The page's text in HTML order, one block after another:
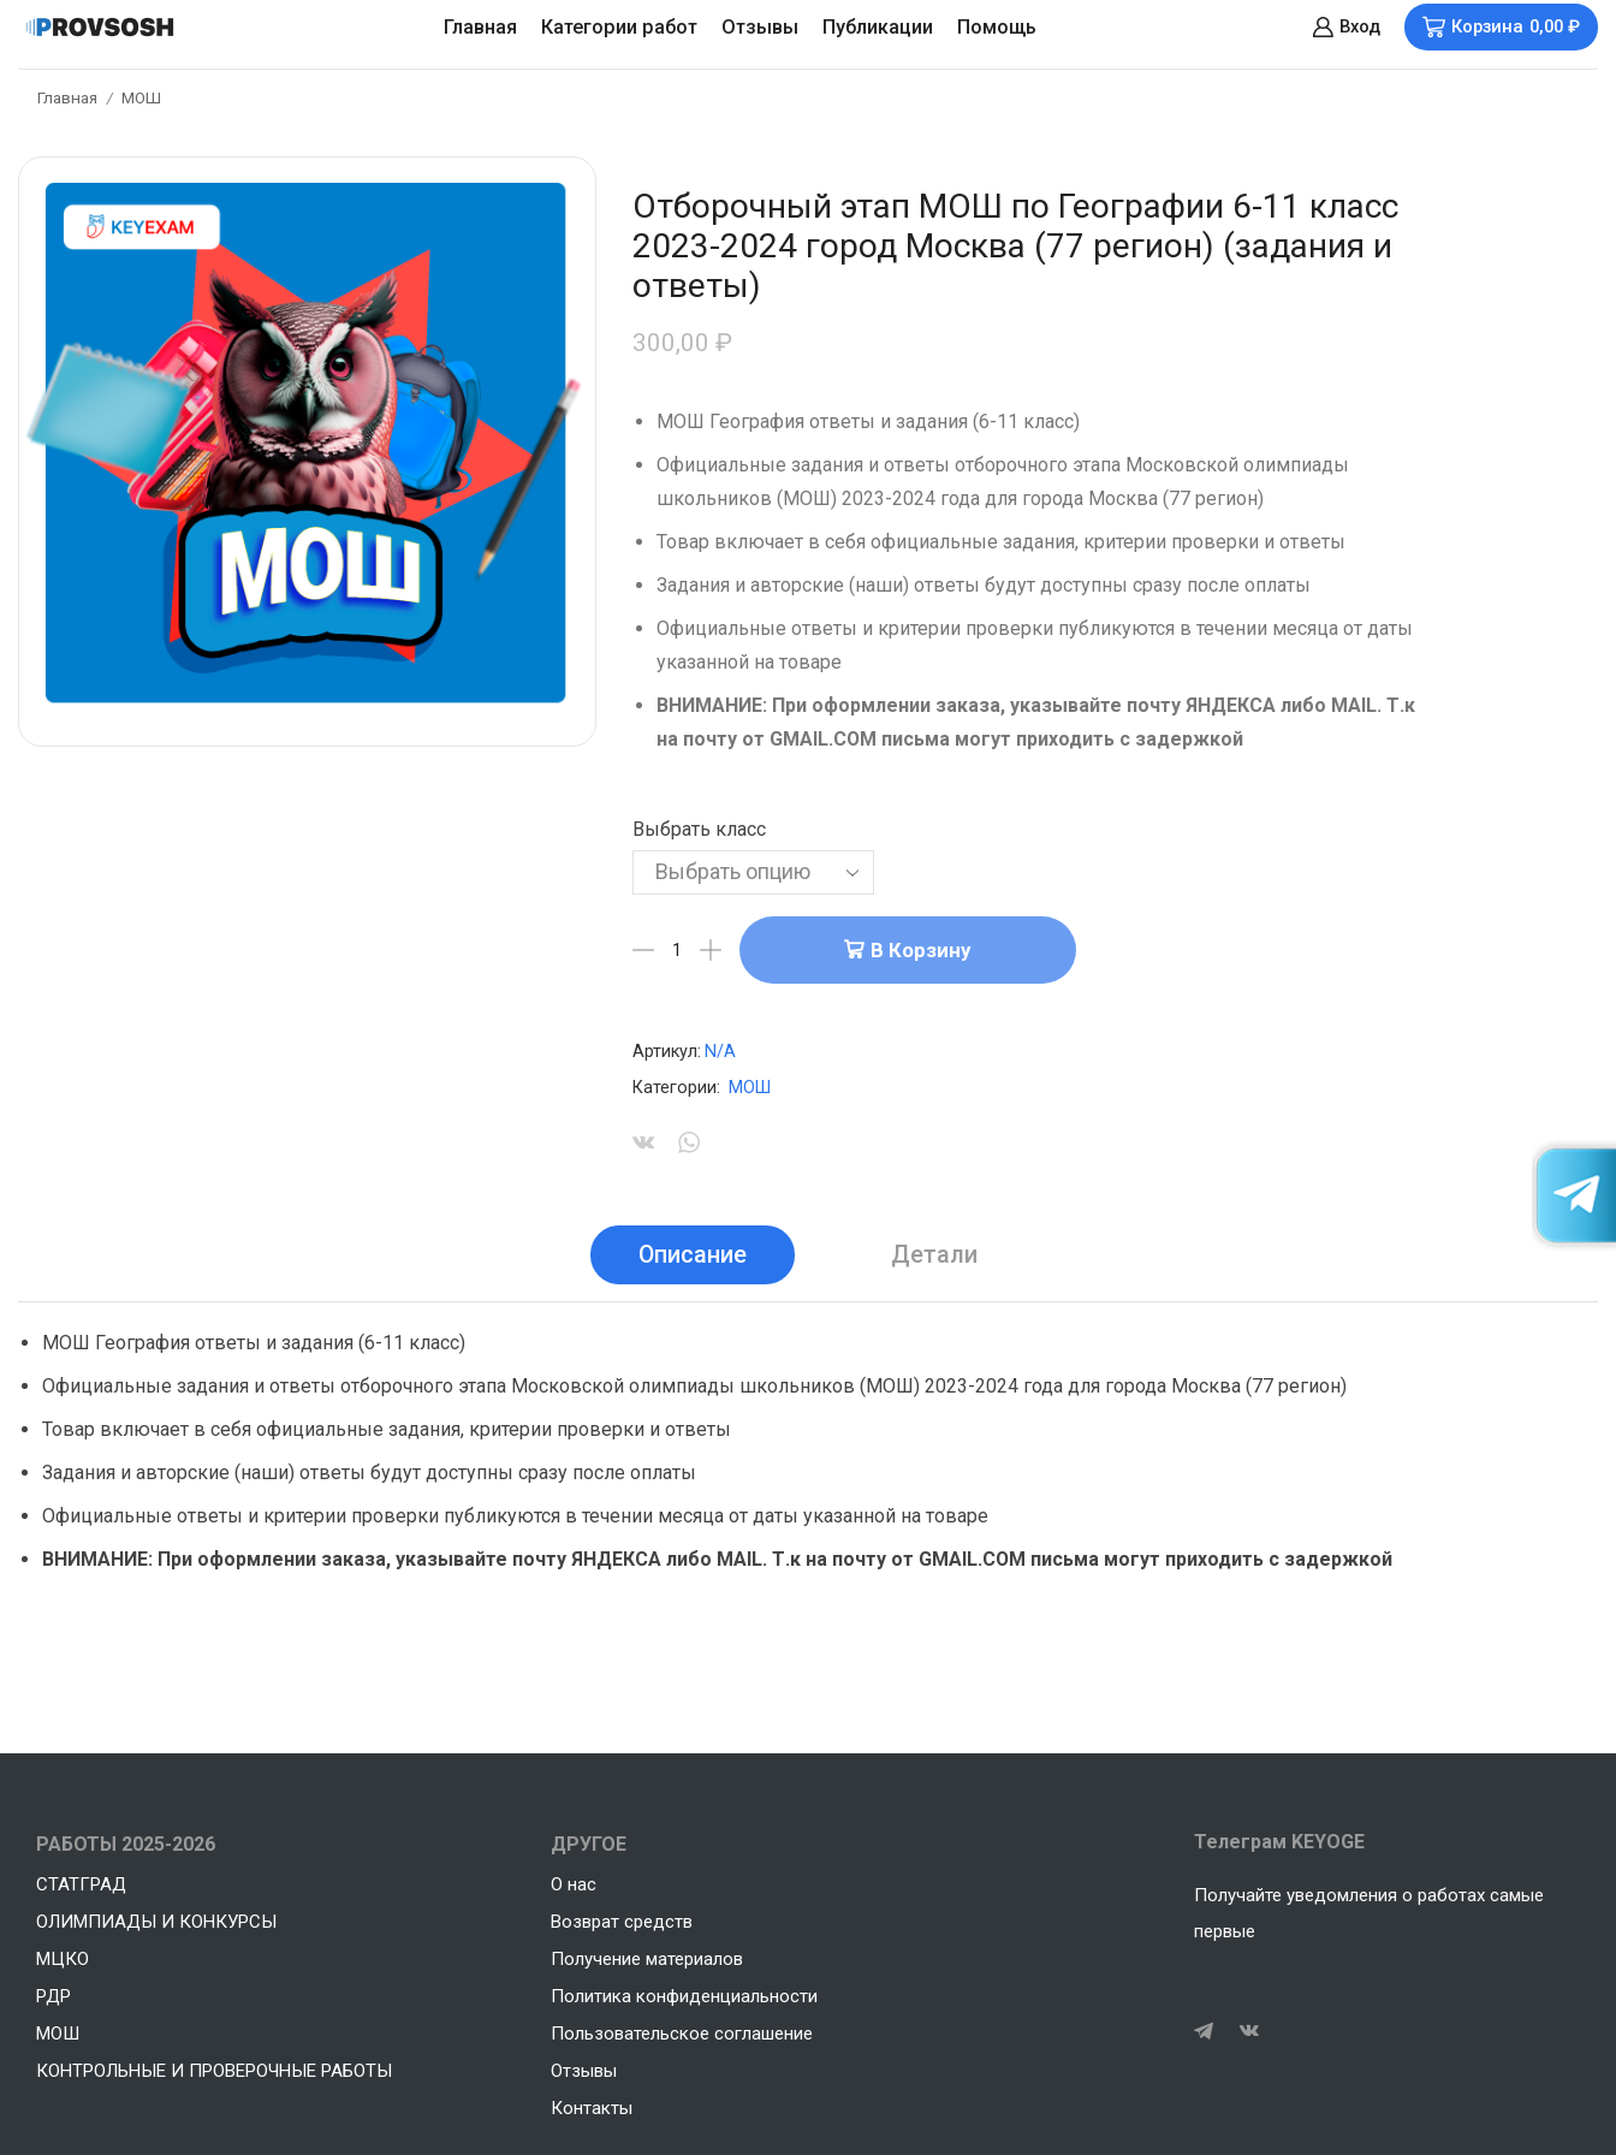
Главная Категории работ Отзывы Публикации Помощь Вход Корзина 0,00 ₽
Главная / МОШ
Отборочный этап МОШ по Географии 6-11 класс
2023-2024 город Москва (77 регион) (задания и
ответы)
300,00 ₽
МОШ География ответы и задания (6-11 класс)
Официальные задания и ответы отборочного этапа Московской олимпиады
школьников (МОШ) 2023-2024 года для города Москва (77 регион)
Товар включает в себя официальные задания, критерии проверки и ответы
Задания и авторские (наши) ответы будут доступны сразу после оплаты
Официальные ответы и критерии проверки публикуются в течении месяца от даты
указанной на товаре
ВНИМАНИЕ: При оформлении заказа, указывайте почту ЯНДЕКСА либо MAIL. Т.к
на почту от GMAIL.COM письма могут приходить с задержкой
Выбрать класс
В Корзину
Артикул: N/A
Категории: МОШ
Описание Детали
МОШ География ответы и задания (6-11 класс)
Официальные задания и ответы отборочного этапа Московской олимпиады школьников (МОШ) 2023-2024 года для города Москва (77 регион)
Товар включает в себя официальные задания, критерии проверки и ответы
Задания и авторские (наши) ответы будут доступны сразу после оплаты
Официальные ответы и критерии проверки публикуются в течении месяца от даты указанной на товаре
ВНИМАНИЕ: При оформлении заказа, указывайте почту ЯНДЕКСА либо MAIL. Т.к на почту от GMAIL.COM письма могут приходить с задержкой
РАБОТЫ 2025-2026
СТАТГРАД
ОЛИМПИАДЫ И КОНКУРСЫ
МЦКО
РДР
МОШ
КОНТРОЛЬНЫЕ И ПРОВЕРОЧНЫЕ РАБОТЫ
ДРУГОЕ
О нас
Возврат средств
Получение материалов
Политика конфиденциальности
Пользовательское соглашение
Отзывы
Контакты
Телеграм KEYOGE
Получайте уведомления о работах самые
первые